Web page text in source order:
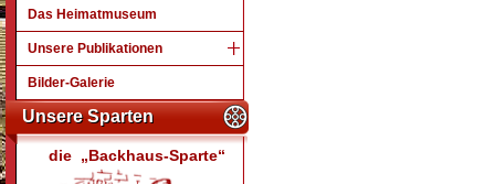
Das Heimatmuseum
Unsere Publikationen
Bilder-Galerie
Unsere Sparten
die „Backhaus-Sparte“